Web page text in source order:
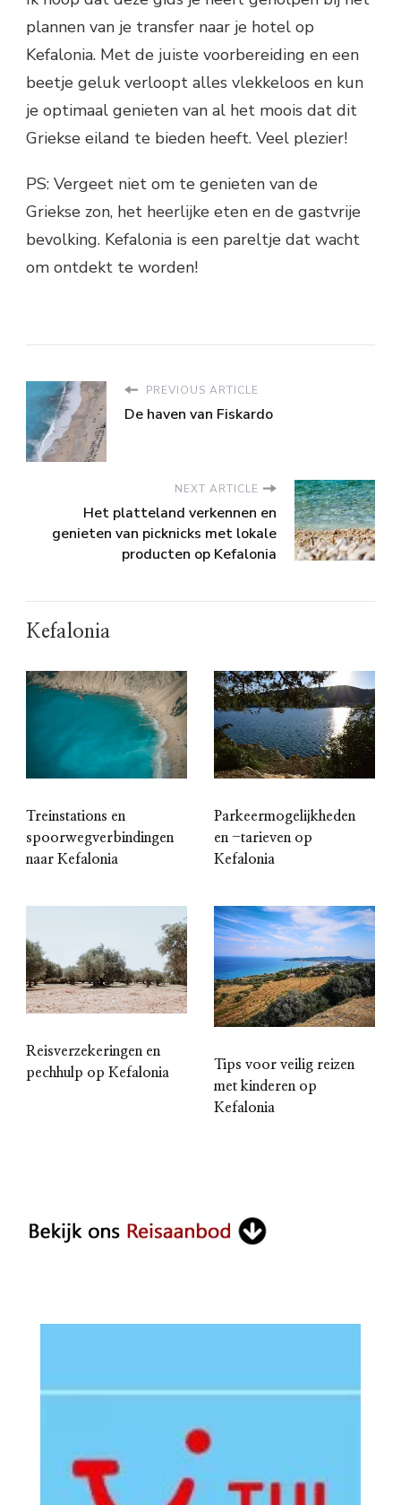
plannen van je transfer naar je hotel op
Kefalonia. Met de juiste voorbereiding en een
beetje geluk verloopt alles vlekkeloos en kun
je optimaal genieten van al het moois dat dit
Griekse eiland te bieden heeft. Veel plezier!
PS: Vergeet niet om te genieten van de
Griekse zon, het heerlijke eten en de gastvrije
bevolking. Kefalonia is een pareltje dat wacht
om ontdekt te worden!
PREVIOUS ARTICLE
De haven van Fiskardo
NEXT ARTICLE
Het platteland verkennen en
genieten van picknicks met lokale
producten op Kefalonia
Kefalonia
Treinstations en
spoorwegverbindingen
naar Kefalonia
Parkeermogelijkheden
en -tarieven op
Kefalonia
Reisverzekeringen en
pechhulp op Kefalonia
Tips voor veilig reizen
met kinderen op
Kefalonia